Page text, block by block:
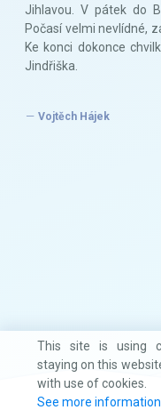
Jihlavou. V pátek do
Počasí velmi nevlídné,
Ke konci dokonce
Jindřiška.
Vojtěch Hájek
This site is using
staying on this
with use of cookies.
See more